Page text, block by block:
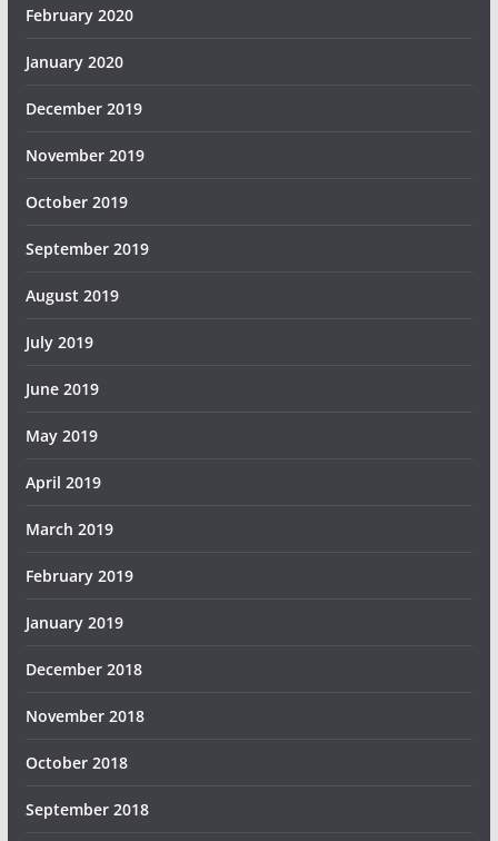
February 2020
January 2020
December 2019
November 2019
October 2019
September 2019
August 2019
July 2019
June 2019
May 2019
April 2019
March 2019
February 2019
January 2019
December 2018
November 2018
October 2018
September 2018